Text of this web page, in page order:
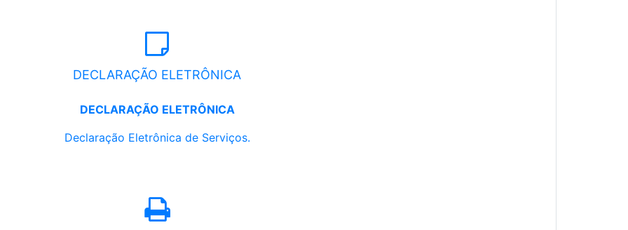
DECLARAÇÃO ELETRÔNICA
DECLARAÇÃO ELETRÔNICA
Declaração Eletrônica de Serviços.